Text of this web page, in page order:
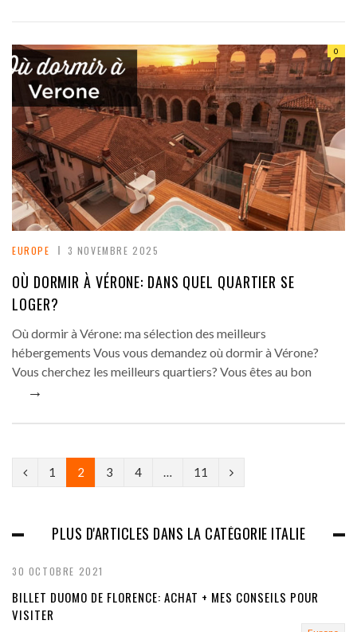
0
EUROPE 3 NOVEMBRE 2025
OÙ DORMIR À VÉRONE: DANS QUEL QUARTIER SE
LOGER?
Où dormir à Vérone: ma sélection des meilleurs
hébergements Vous vous demandez où dormir à Vérone?
Vous cherchez les meilleurs quartiers? Vous êtes au bon
→
P
o
1 2 3 4 … 11
N
x
PLUS D'ARTICLES DANS LA CATÉGORIE ITALIE
30 OCTOBRE 2021
BILLET DUOMO DE FLORENCE: ACHAT + MES CONSEILS POUR
VISITER